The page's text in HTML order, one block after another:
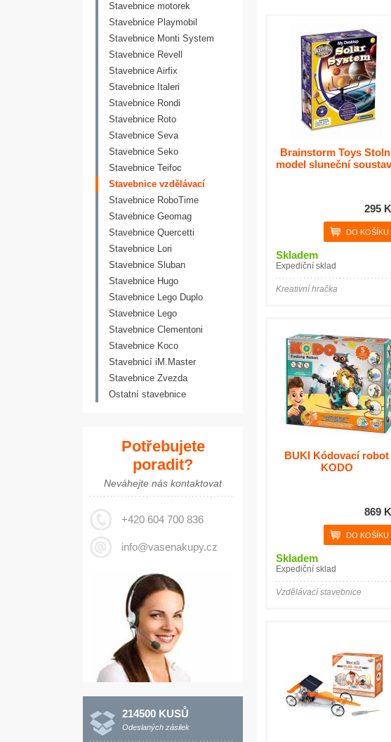
Stavebnice motorek
Stavebnice Playmobil
Stavebnice Monti System
Stavebnice Revell
Stavebnice Airfix
Stavebnice Italeri
Stavebnice Rondi
Stavebnice Roto
Stavebnice Seva
Stavebnice Seko
Stavebnice Teifoc
Stavebnice vzdělávací
Stavebnice RoboTime
Stavebnice Geomag
Stavebnice Quercetti
Stavebnice Lori
Stavebnice Sluban
Stavebnice Hugo
Stavebnice Lego Duplo
Stavebnice Lego
Stavebnice Clementoni
Stavebnice Koco
Stavebnicí iM.Master
Stavebnice Zvezda
Ostatní stavebnice
Potřebujete
poradit?
Neváhejte nás kontaktovat
+420 604 700 836
info@vasenakupy.cz
214500 KUSŮ
Odeslaných zásilek
Brainstorm Toys
model sluneční
295
Skladem
Expediční sklad
Kreativní hračka
BUKI Kódovací robot
KODO
869
Skladem
Expediční sklad
Vzdělávací stavebnice